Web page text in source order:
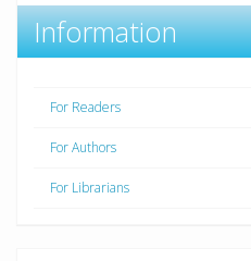
Information
For Readers
For Authors
For Librarians